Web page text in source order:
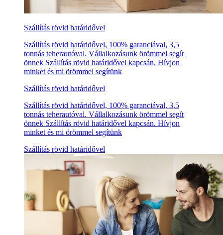
Szállítás rövid határidővel
Szállítás rövid határidővel, 100% garanciával, 3,5
tonnás teherautóval. Vállalkozásunk örömmel segít
önnek Szállítás rövid határidővel kapcsán. Hívjon
minket és mi örömmel segítünk
Szállítás rövid határidővel
Szállítás rövid határidővel, 100% garanciával, 3,5
tonnás teherautóval. Vállalkozásunk örömmel segít
önnek Szállítás rövid határidővel kapcsán. Hívjon
minket és mi örömmel segítünk
Szállítás rövid határidővel